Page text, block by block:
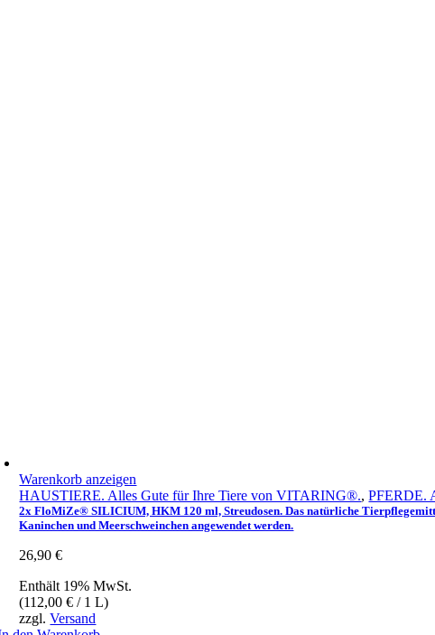
Warenkorb anzeigen
HAUSTIERE. Alles Gute für Ihre Tiere von VITARING®.,PFERDE.
2x FloMiZe® SILICIUM, HKM 120 ml, Streudosen. Das natürliche
Kaninchen und Meerschweinchen angewendet werden.
26,90€
Enthält 19% MwSt.
(112,00€ / 1 L)
zzgl.Versand